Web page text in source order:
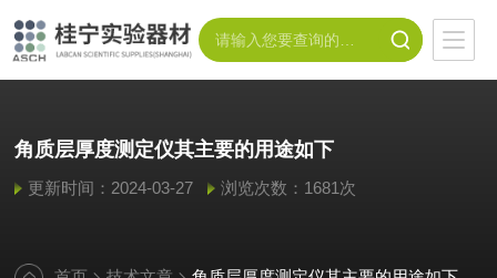
角质层厚度测定仪其主要的用途如下
更新时间：2024-03-27 浏览次数：1681次